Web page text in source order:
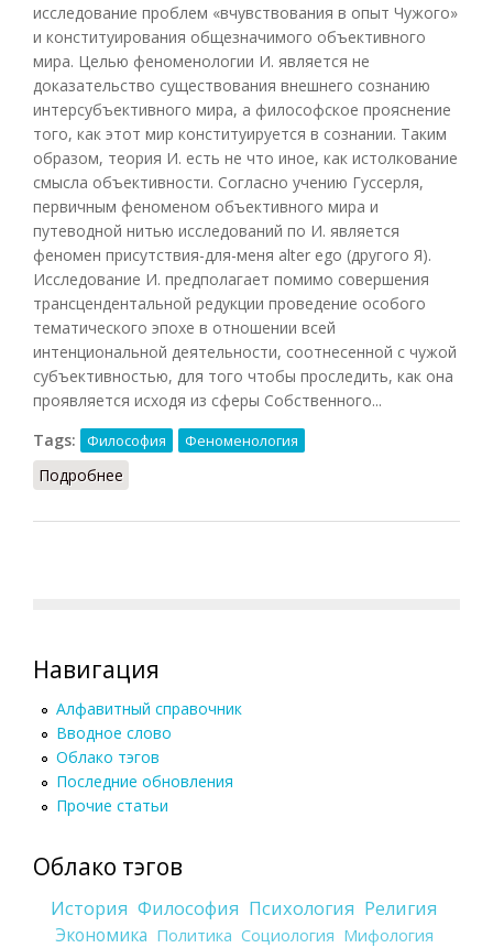
исследование проблем «вчувствования в опыт Чужого»
и конституирования общезначимого объективного
мира. Целью феноменологии И. является не
доказательство существования внешнего сознанию
интерсубъективного мира, а философское прояснение
того, как этот мир конституируется в сознании. Таким
образом, теория И. есть не что иное, как истолкование
смысла объективности. Согласно учению Гуссерля,
первичным феноменом объективного мира и
путеводной нитью исследований по И. является
феномен присутствия-для-меня alter ego (другого Я).
Исследование И. предполагает помимо совершения
трансцендентальной редукции проведение особого
тематического эпохе в отношении всей
интенциональной деятельности, соотнесенной с чужой
субъективностью, для того чтобы проследить, как она
проявляется исходя из сферы Собственного...
Tags:
Философия Феноменология
Подробнее
Навигация
Алфавитный справочник
Вводное слово
Облако тэгов
Последние обновления
Прочие статьи
Облако тэгов
История Философия Психология Религия
Экономика Политика Социология Мифология